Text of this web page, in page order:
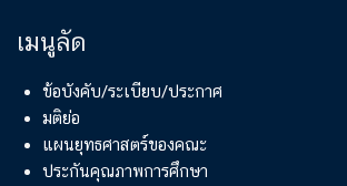
เมนูลัด
ข้อบังคับ/ระเบียบ/ประกาศ
มติย่อ
แผนยุทธศาสตร์ของคณะ
ประกันคุณภาพการศึกษา